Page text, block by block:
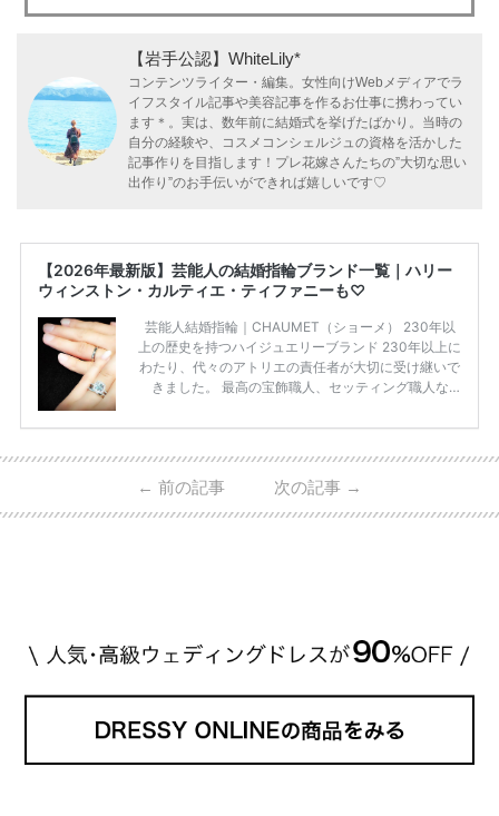
【岩手公認】WhiteLily*
コンテンツライター・編集。女性向けWebメディアでラ
イフスタイル記事や美容記事を作るお仕事に携わってい
ます＊。実は、数年前に結婚式を挙げたばかり。当時の
自分の経験や、コスメコンシェルジュの資格を活かした
記事作りを目指します！プレ花嫁さんたちの”大切な思い
出作り”のお手伝いができれば嬉しいです♡
【2026年最新版】芸能人の結婚指輪ブランド一覧｜ハリー
ウィンストン・カルティエ・ティファニーも♡
芸能人結婚指輪｜CHAUMET（ショーメ） 230年以
上の歴史を持つハイジュエリーブランド 230年以上に
わたり、代々のアトリエの責任者が大切に受け継いで
きました。 最高の宝飾職人、セッティング職人な
高品質の宝石を扱っています。 至高のデザインと品
ん・魔裟斗さんの婚約指輪 魔裟斗さんが矢沢さんに
贈られた指輪は1カラットのものです。 ショーメの価
← 前の記事 次の記事 →